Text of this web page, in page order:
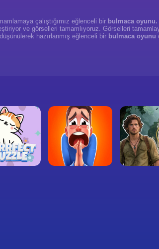
çalıştığımız eğlenceli bir bulmaca oyunu.
ve görselleri tamamlıyoruz. Görselleri
hazırlanmış eğlenceli bir bulmaca oyunu